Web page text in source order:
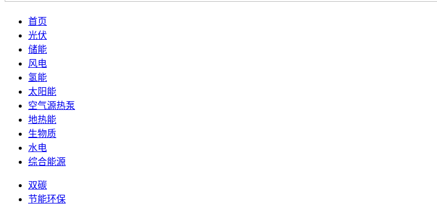
首页
光伏
储能
风电
氢能
太阳能
空气源热泵
地热能
生物质
水电
综合能源
双碳
节能环保